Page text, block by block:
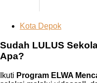
Kota Depok
Sudah LULUS
Apa?
Ikuti Program ELWA